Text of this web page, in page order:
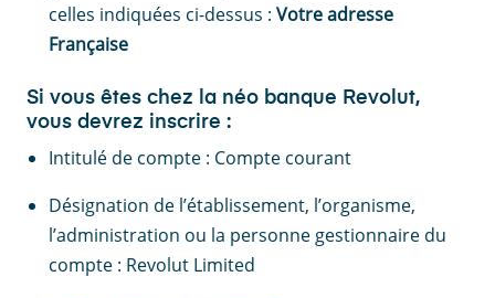
celles indiquées ci-dessus : Votre adresse
Française
Si vous êtes chez la néo banque Revolut,
vous devrez inscrire :
Intitulé de compte : Compte courant
Désignation de l’établissement, l’organisme,
l’administration ou la personne gestionnaire du
compte : Revolut Limited